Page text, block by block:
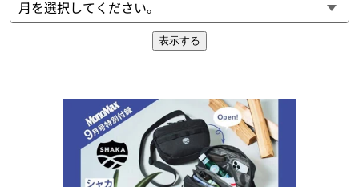
表示する